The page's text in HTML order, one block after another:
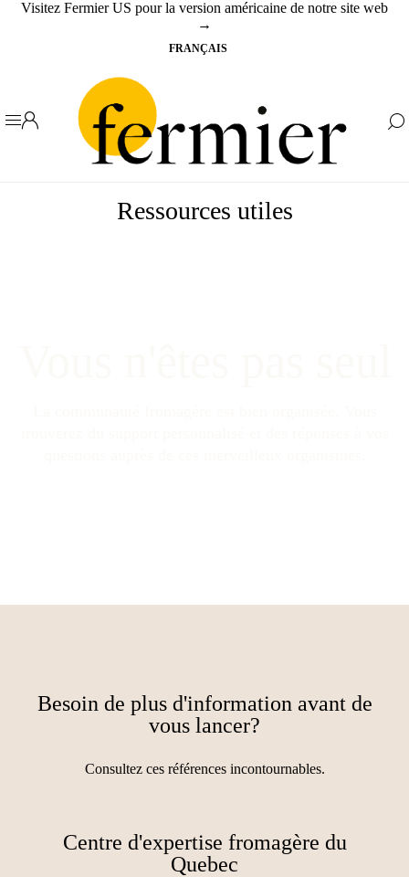
Visitez Fermier US pour la version américaine de notre site web
→
Ressources utiles
Besoin de plus d'information avant de
vous lancer?
Consultez ces références incontournables.
Centre d'expertise fromagère du
Quebec